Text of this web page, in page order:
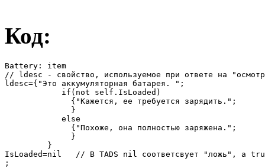
Код:
Battery: item
// ldesc - свойство, используемое при ответе на
ldesc={"Это аккумуляторная батарея. ";
            if(not self.IsLoaded)
              {"Кажется, ее требуется зарядить.";
              }
            else
              {"Похоже, она полностью заряжена.";
              }
         }
IsLoaded=nil   // В TADS nil соответсвует "ложь", а
;